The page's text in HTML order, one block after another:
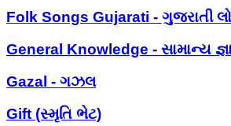
Folk Songs Gujarati - ગુજરાતી
General Knowledge - સામાન્ય
Gazal - ગઝલ
Gift (સ્મૃતિ ભેટ)